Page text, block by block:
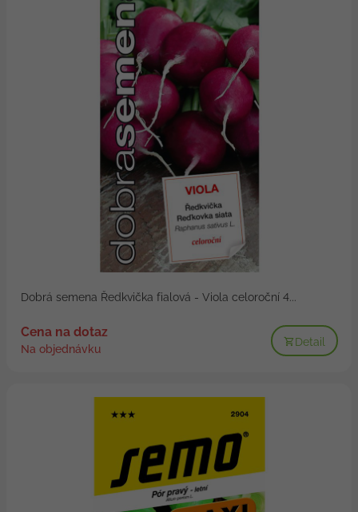
Dobrá semena Ředkvička fialová - Viola celoroční 4...
Cena na dotaz
Na objednávku
Detail